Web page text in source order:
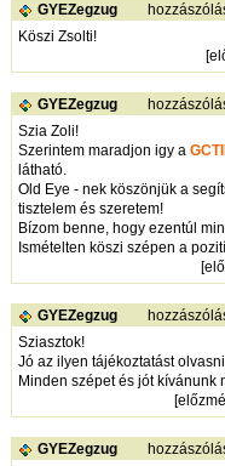
GYEZegzug
Köszi Zsolti!
[
GYEZegzug
Szia Zoli!
Szerintem maradjon igy a
látható.
Old Eye - nek köszönjük a
tisztelem és szeretem!
Bízom benne, hogy ezentúl
Ismételten köszi szépen a
[
GYEZegzug
Sziasztok!
Jó az ilyen tájékoztatást
Minden szépet és jót kívánunk
[
GYEZegzug